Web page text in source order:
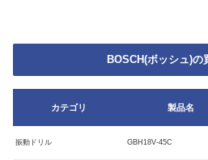
BOSCH(ボッシュ)の
カテゴリ 製品名
振動ドリル GBH18V-45C